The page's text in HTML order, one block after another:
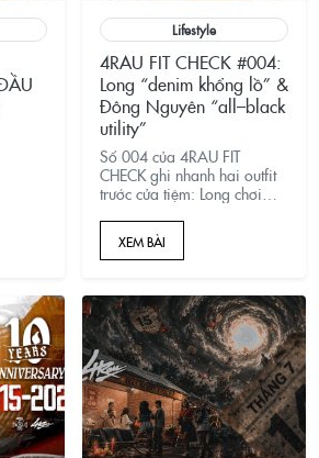
Lifestyle
4RAU FIT CHECK #004:
Long “denim khổng lồ” &
Đông Nguyên “all–black
utility”
Số 004 của 4RAU FIT
CHECK ghi nhanh hai outfit
trước cửa tiệm: Long chơi
vibe Y2K Việt, c&ograve;n
Đ&ocirc;ng Nguy&ecirc;n
t&iacute;nh &ndash; thực
dụng. C&ugrave;ng
b&oacute;c t&aacute;ch từng
lớp đồ v&agrave; gợi
&yacute; mix&ndash;match
d&agrave;nh cho anh em.
XEM BÀI